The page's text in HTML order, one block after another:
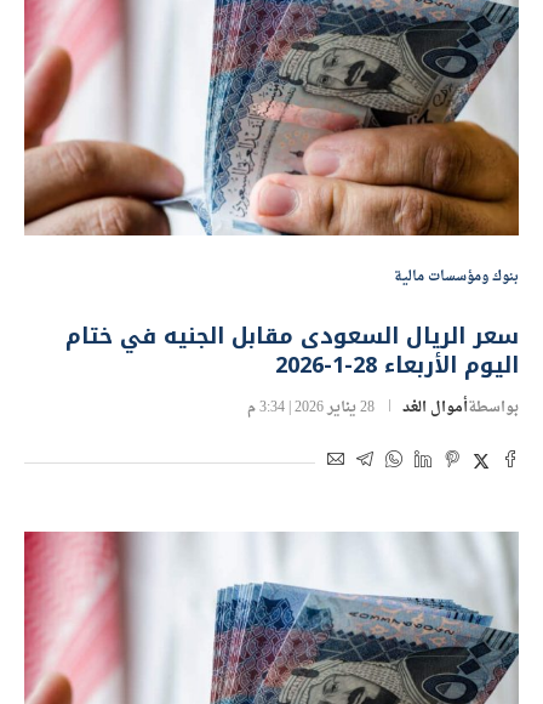
بنوك ومؤسسات مالية
سعر الريال السعودى مقابل الجنيه في ختام
اليوم الأربعاء 28-1-2026
بواسطةأموال الغد 28 يناير 2026 | 3:34 م